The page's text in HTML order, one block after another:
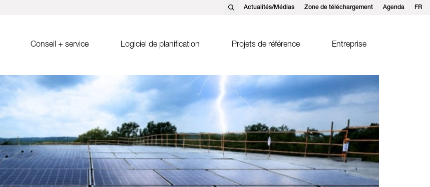
Actualités/Médias Zone de téléchargement Agenda FR
Solrif
Solrif pour installateurs
Solrif pour planificacteurs
Tuiles solaires Soltile
Solaire thermique
Capteurs solaires FK2-XS
Conseil + service
Conseil de vente
Logiciel de planification
Solar.Pro.Tool (SPT)
Formation en ligne pour SPT
SPT Release Notes
Projets de référence Entreprise
Ernst Schweizer AG, Hedingen
Ernst Schweizer GmbH,
Contact